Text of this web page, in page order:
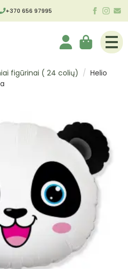
+370 656 97995
figūrinai ( 24 colių)
Helio